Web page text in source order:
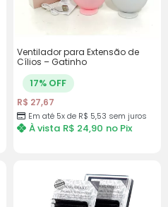
Ventilador para Extensão de
Cílios – Gatinho
17% OFF
R$ 27,67
Em até 5x de R$ 5,53 sem juros
À vista R$ 24,90 no Pix